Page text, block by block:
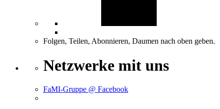
Folgen, Teilen, Abonnieren, Daumen nach oben geben.
Netzwerke mit uns
FaMI-Gruppe @ Facebook